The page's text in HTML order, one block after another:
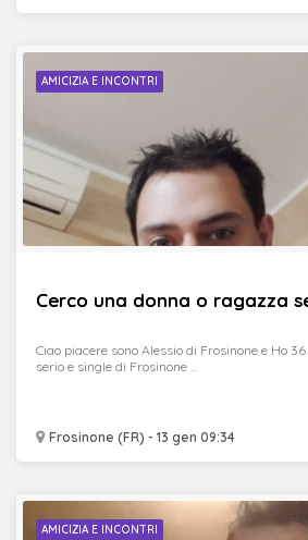
AMICIZIA E INCONTRI
Cerco una donna o ragazza
Frosinone (FR) - 13 gen 09:34
Ciao piacere sono Alessio di Frosinone e Ho
serio e single di Frosinone ...
AMICIZIA E INCONTRI